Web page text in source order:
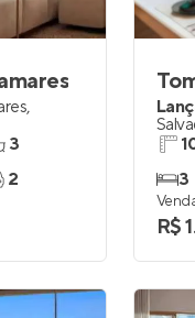
,
3
2
3
R$